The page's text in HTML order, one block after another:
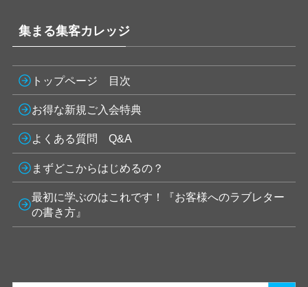
集まる集客カレッジ
トップページ 目次
お得な新規ご入会特典
よくある質問 Q&A
まずどこからはじめるの？
最初に学ぶのはこれです！『お客様へのラブレター
の書き方』